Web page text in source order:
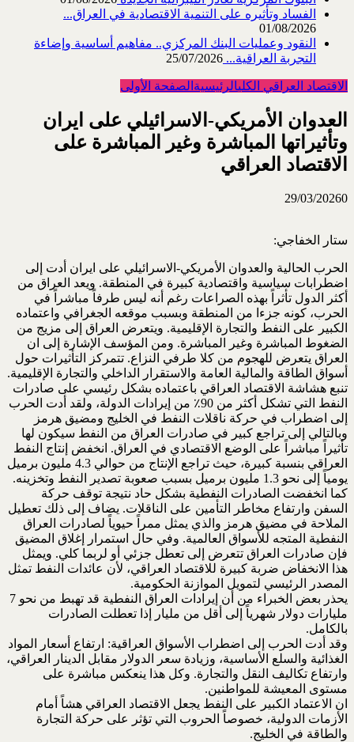
الفساد وتأثيره على التنمية الاقتصادية في العراق...
01/08/2026
النقود وعمليات البنك المركزي.. مفاهيم أساسية وإضاءة
التجربة العراقية... 25/07/2026
الاقتصاد العراقي الكليالرئيسية الصفحة الأولى
العدوان الأمريكي-الاسرائيلي على ايران
وتأثيراتها المباشرة وغير المباشرة على
الاقتصاد العراقي
29/03/20260
ستار الخفاجي:
الحرب الحالية والعدوان الأمريكي-الاسرائيلي على ايران أدت إلى
اضطرابات سياسية واقتصادية كبيرة في ‏المنطقة. ويعد العراق من
أكثر الدول تأثراً بهذه الصراعات رغم أنه ليس طرفاً مباشراً في
الحرب، كونه ‏جزءا من المنطقة وبسبب موقعه الجغرافي واعتماده
الكبير على النفط والتجارة الإقليمية. ويتعرض العراق ‏إلى مزيج من
الضغوط المباشرة وغير المباشرة. ومن المؤسف الإشارة إلى ان
العراق يتعرض للهجوم من ‏كلا طرفي النزاع. تتمركز التأثيرات حول
أسواق الطاقة والمالية العامة والاستقرار الداخلي والتجارة ‏الإقليمية.‏
تنبع هشاشة الاقتصاد العراقي باعتماده بشكل رئيسي على صادرات
النفط التي تشكل أكثر من 90٪ من ‏إيرادات الدولة، ولقد أدت الحرب
إلى اضطراب في حركة ناقلات النفط في الخليج ومضيق هرمز
وبالتالي ‏إلى تراجع كبير في صادرات العراق من النفط سيكون لها
تأثيراً مباشراً على الوضع الاقتصادي في العراق. ‏انخفض إنتاج النفط
العراقي بنسبة كبيرة، حيث تراجع الإنتاج من حوالي 4.3 مليون برميل
يومياً إلى نحو ‏‏1.3 مليون برميل بسبب صعوبة تصدير النفط وتخزينه.
كما انخفضت الصادرات النفطية بشكل حاد نتيجة ‏توقف حركة
السفن وارتفاع مخاطر التأمين على الناقلات. يضاف إلى ذلك تعطيل
الملاحة في مضيق هرمز ‏والذي يمثل ممراً حيوياً لصادرات العراق
النفطية المتجه للأسواق العالمية. وفي حال استمرار إغلاق ‏المضيق
فإن صادرات العراق تتعرض إلى تعطل جزئي أو لربما كلي. ويمثل
هذا الانخفاض ضربة كبيرة ‏للاقتصاد العراقي، لأن عائدات النفط تمثل
المصدر الرئيسي لتمويل الموازنة الحكومية.‏
يحذر بعض الخبراء من أن إيرادات العراق النفطية قد تهبط من نحو 7
مليارات دولار شهرياً إلى أقل من ‏مليار إذا تعطلت الصادرات
بالكامل. ‏
وقد أدت الحرب إلى اضطراب الأسواق العراقية: ارتفاع أسعار المواد
الغذائية والسلع الأساسية، وزيادة سعر ‏الدولار مقابل الدينار العراقي،
وارتفاع تكاليف النقل والتجارة. وكل هذا ينعكس مباشرة على
مستوى ‏المعيشة للمواطنين. ‏
ان الاعتماد الكبير على النفط يجعل الاقتصاد العراقي هشاً أمام
الأزمات الدولية، خصوصاً الحروب التي ‏تؤثر على حركة التجارة
والطاقة في الخليج.‏